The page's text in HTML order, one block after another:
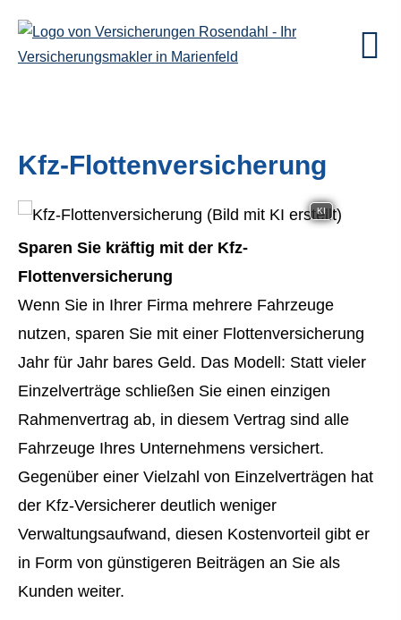
Kfz-Flottenversicherung
KI
Sparen Sie kräftig mit der Kfz-
Flottenversicherung
Wenn Sie in Ihrer Firma mehrere Fahrzeuge
nutzen, sparen Sie mit einer Flottenversicherung
Jahr für Jahr bares Geld. Das Modell: Statt vieler
Einzelverträge schließen Sie einen einzigen
Rahmenvertrag ab, in diesem Vertrag sind alle
Fahrzeuge Ihres Unternehmens versichert.
Gegenüber einer Vielzahl von Einzelverträgen hat
der Kfz-Versicherer deutlich weniger
Verwaltungsaufwand, diesen Kostenvorteil gibt er
in Form von günstigeren Beiträgen an Sie als
Kunden weiter.